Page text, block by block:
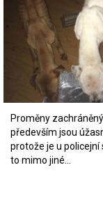
Proměny
především jsou
protože je u policejní
to mimo jiné…